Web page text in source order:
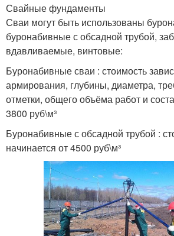
Свайные фундаменты
Сваи могут быть использованы
буронабивные с обсадной трубой,
вдавливаемые, винтовые:
Буронабивные сваи : стоимость
армирования, глубины, диаметра,
отметки, общего объёма работ и
3800 руб\м³
Буронабивные с обсадной трубой :
начинается от 4500 руб\м³